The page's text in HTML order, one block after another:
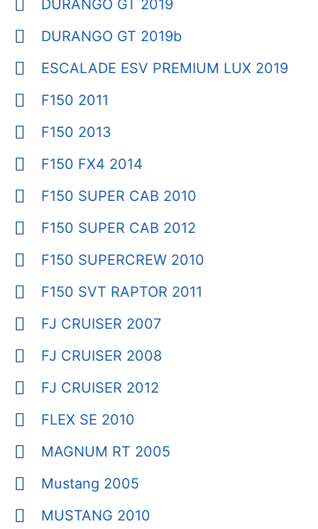
DURANGO GT 2019
DURANGO GT 2019b
ESCALADE ESV PREMIUM LUX 2019
F150 2011
F150 2013
F150 FX4 2014
F150 SUPER CAB 2010
F150 SUPER CAB 2012
F150 SUPERCREW 2010
F150 SVT RAPTOR 2011
FJ CRUISER 2007
FJ CRUISER 2008
FJ CRUISER 2012
FLEX SE 2010
MAGNUM RT 2005
Mustang 2005
MUSTANG 2010